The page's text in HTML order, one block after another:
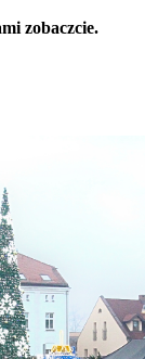
zobaczcie.